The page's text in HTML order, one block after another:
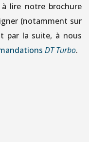
à lire notre brochure
(notamment sur
par la suite, à nous
DT Turbo.